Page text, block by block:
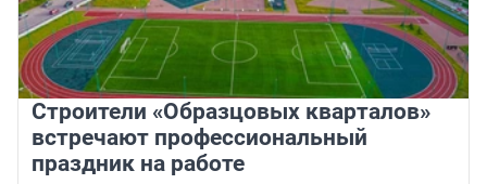
Строители «Образцовых кварталов»
встречают профессиональный
праздник на работе